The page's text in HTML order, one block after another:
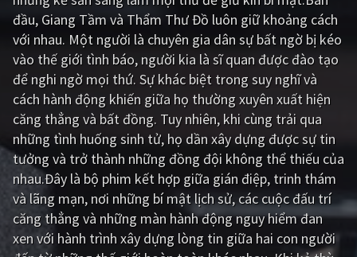
Âu - Mỹ Trung Quốc - Hồng Kông
Hàn Quốc Nhật Bản
Ấn Độ Việt Nam
Tổng hợp
CẬP NHẬT
PHIM MỚI
PHIM BỘ
PHIM LẺ
đầu, Giang Tầm và Thẩm Thư Đồ luôn giữ khoảng cách
với nhau. Một người là chuyên gia dân sự bất ngờ bị kéo
vào thế giới tình báo, người kia là sĩ quan được đào tạo
để nghi ngờ mọi thứ. Sự khác biệt trong suy nghĩ và
cách hành động khiến giữa họ thường xuyên xuất hiện
căng thẳng và bất đồng. Tuy nhiên, khi cùng trải qua
những tình huống sinh tử, họ dần xây dựng được sự tin
tưởng và trở thành những đồng đội không thể thiếu của
nhau.Đây là bộ phim kết hợp giữa gián điệp, trinh thám
và lãng mạn, nơi những bí mật lịch sử, các cuộc đấu trí
căng thẳng và những màn hành động nguy hiểm đan
xen với hành trình xây dựng lòng tin giữa hai con người